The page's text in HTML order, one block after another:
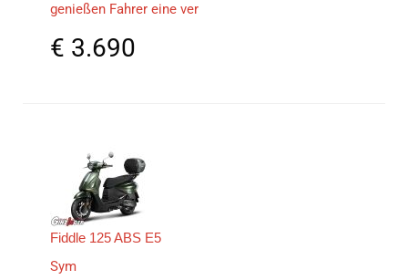
genießen Fahrer eine ver
€ 3.690
Fiddle 125 ABS E5
Sym